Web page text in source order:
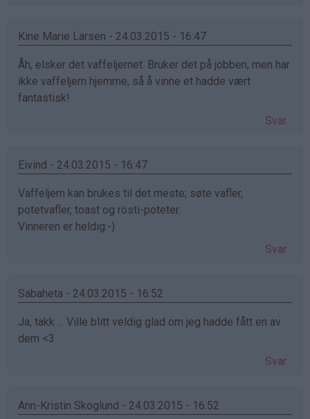
Kine Marie Larsen - 24.03.2015 - 16:47
Åh, elsker det vaffeljernet. Bruker det på jobben, men har
ikke vaffeljern hjemme, så å vinne et hadde vært
fantastisk!
Svar
Eivind - 24.03.2015 - 16:47
Vaffeljern kan brukes til det meste; søte vafler,
potetvafler, toast og rösti-poteter.
Vinneren er heldig:-)
Svar
Sabaheta - 24.03.2015 - 16:52
Ja, takk ... Ville blitt veldig glad om jeg hadde fått en av
dem <3
Svar
Ann-Kristin Skoglund - 24.03.2015 - 16:52